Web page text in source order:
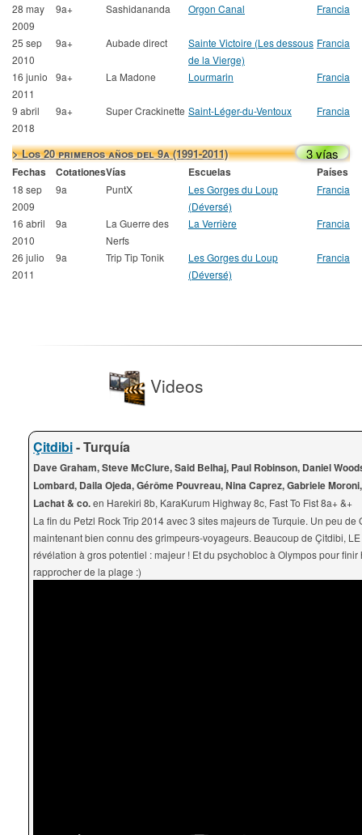
28 may
2009
9a+ Sashidananda Orgon Canal Francia
25 sep
2010
9a+ Aubade direct
Sainte Victoire (Les dessous
de la Vierge)
Francia
16 junio
2011
9a+ La Madone Lourmarin Francia
9 abril
2018
9a+ Super Crackinette Saint-Léger-du-Ventoux Francia
> Los 20 primeros años del 9a (1991-2011) 3 vías
Fechas CotationesVías Escuelas Países
18 sep
2009
9a PuntX
Les Gorges du Loup
(Déversé)
Francia
16 abril
2010
9a
La Guerre des
Nerfs
La Verrière Francia
26 julio
2011
9a Trip Tip Tonik
Les Gorges du Loup
(Déversé)
Francia
Videos
Çitdibi- Turquía
Dave Graham, Steve McClure, Said Belhaj, Paul Robinson, Daniel
Lombard, Daila Ojeda, Gérôme Pouvreau, Nina Caprez, Gabriele
Lachat & co.en Harekiri 8b, KaraKurum Highway 8c, Fast To Fist 8a+ &+
La fin du Petzl Rock Trip 2014 avec 3 sites majeurs de Turquie. Un peu de
maintenant bien connu des grimpeurs-voyageurs. Beaucoup de Çitdibi,
révélation à gros potentiel : majeur ! Et du psychobloc à Olympos pour finir
rapprocher de la plage :)